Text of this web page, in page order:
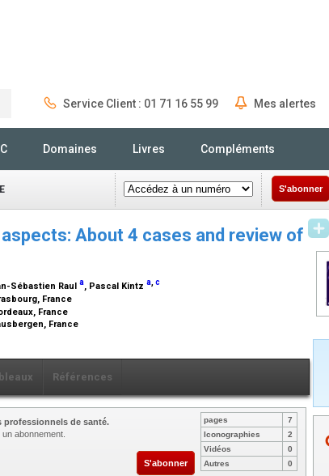
Service Client : 01 71 16 55 99 Mes alertes
Domaines Livres Compléments
S'abonner
About 4 cases and review of
Sébastien Raul a, Pascal Kintz a,c
France
France
France
Références
professionnels de santé.
abonnement.
S'abonner
pages
7
Iconographies
2
Vidéos
0
Autres
0